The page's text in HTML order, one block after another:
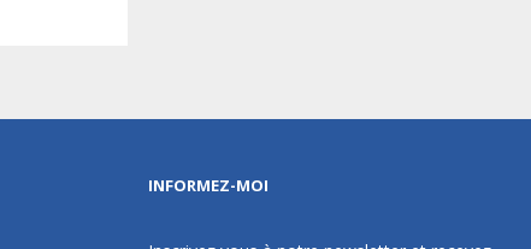
INFORMEZ-MOI